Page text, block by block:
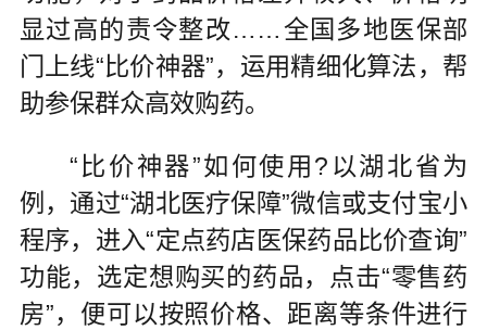
显过高的责令整改……全国多地医保部
门上线“比价神器”，运用精细化算法，帮
助参保群众高效购药。
“比价神器”如何使用?以湖北省为
例，通过“湖北医疗保障”微信或支付宝小
程序，进入“定点药店医保药品比价查询”
功能，选定想购买的药品，点击“零售药
房”，便可以按照价格、距离等条件进行